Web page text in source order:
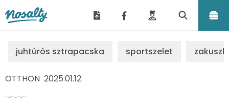
juhtúrós sztrapacska sportszelet
OTTHON 2025.01.12.